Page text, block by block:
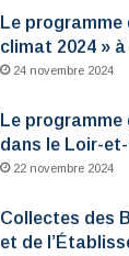
Le programme
climat 2024 »
24 novembre 2024
Le programme
dans le Loir-
22 novembre 2024
Collectes des
et de